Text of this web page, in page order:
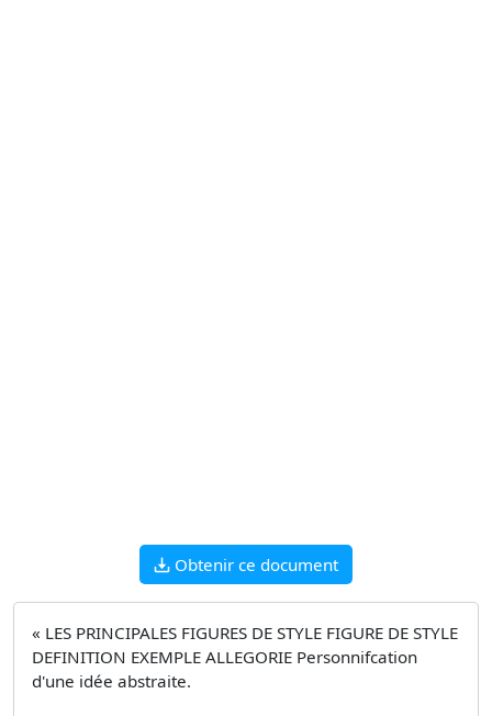
Obtenir ce document
« LES PRINCIPALES FIGURES DE STYLE FIGURE DE STYLE
DEFINITION EXEMPLE ALLEGORIE Personnifcation
d'une idée abstraite.